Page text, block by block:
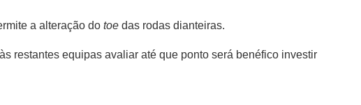
a alteração do toe das rodas dianteiras.
restantes equipas avaliar até que ponto será benéfico investir